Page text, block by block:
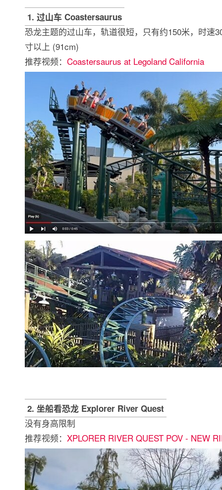
1. 过山车 Coastersaurus
恐龙主题的过山车，轨道很短，只有约150米，时速
寸以上 (91cm)
推荐视频： Coastersaurus at Legoland California
2. 坐船看恐龙 Explorer River Quest
没有身高限制
推荐视频： XPLORER RIVER QUEST POV - NEW